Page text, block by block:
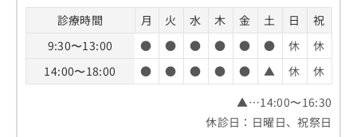
診療時間 月 火 水 木 金 土 日
祝
9:30〜13:00
● ● ● ● ● ● 休
休
14:00〜18:00
● ● ● ● ● ▲ 休
休
▲…14:00〜16:30
休診日：日曜日、祝祭日